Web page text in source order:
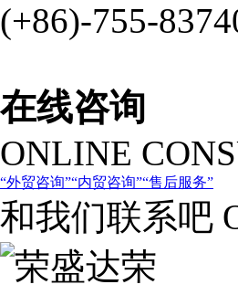
(+86)-755-
在线咨询
ONLINE
外贸咨询 内贸咨询 售后服务
和我们联系吧